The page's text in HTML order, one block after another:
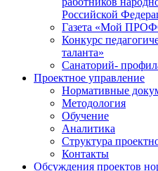
Российской
Газета «Мой
Конкурс
таланта»
Санаторий-
Проектное управление
Нормативные
Методология
Обучение
Аналитика
Структура
Контакты
Обсуждения проектов